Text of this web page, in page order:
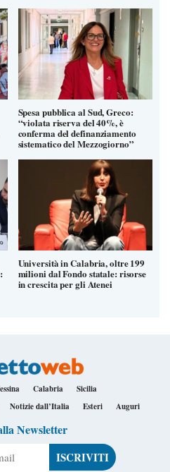
Spesa pubblica al Sud, Greco:
“violata riserva del 40%, è
conferma del definanziamento
sistematico del Mezzogiorno”
Università in Calabria, oltre 199
milioni dal Fondo statale: risorse
in crescita per gli Atenei
Calabria
Sicilia
Notizie dall’Italia Esteri Auguri
Newsletter